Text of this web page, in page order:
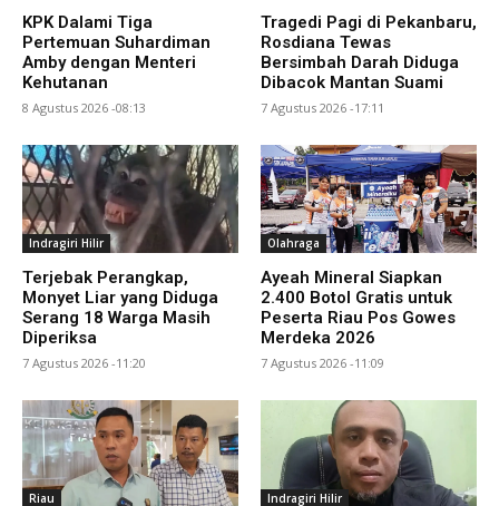
KPK Dalami Tiga
Pertemuan Suhardiman
Amby dengan Menteri
Kehutanan
8 Agustus 2026 -08:13
Tragedi Pagi di Pekanbaru,
Rosdiana Tewas
Bersimbah Darah Diduga
Dibacok Mantan Suami
7 Agustus 2026 -17:11
Indragiri Hilir
Terjebak Perangkap,
Monyet Liar yang Diduga
Serang 18 Warga Masih
Diperiksa
7 Agustus 2026 -11:20
Olahraga
Ayeah Mineral Siapkan
2.400 Botol Gratis untuk
Peserta Riau Pos Gowes
Merdeka 2026
7 Agustus 2026 -11:09
Riau Indragiri Hilir